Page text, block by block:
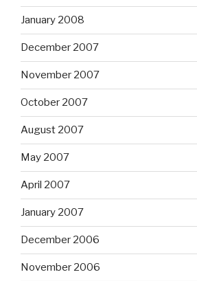
January 2008
December 2007
November 2007
October 2007
August 2007
May 2007
April 2007
January 2007
December 2006
November 2006